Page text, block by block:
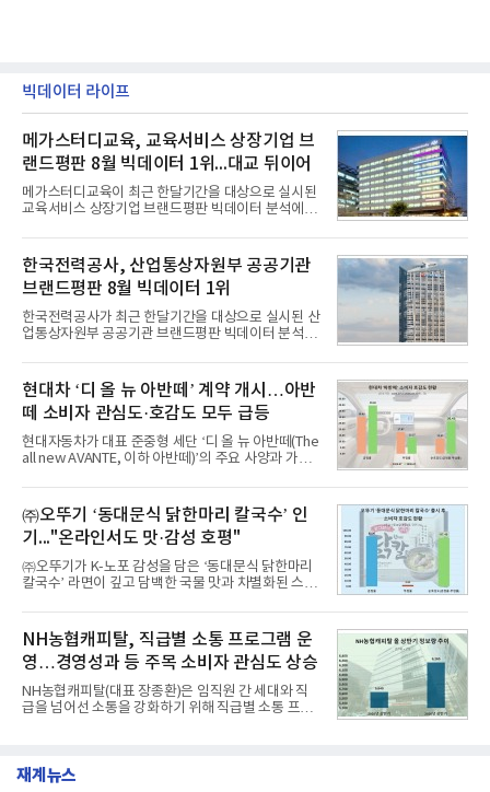
빅데이터 라이프
메가스터디교육, 교육서비스 상장기업 브
랜드평판 8월 빅데이터 1위...대교 뒤이어
메가스터디교육이 최근 한달기간을 대상으로 실시된
교육서비스 상장기업 브랜드평판 빅데이터 분석에서
일 한국기업평판연구소(소장 구창환)는 국내 교육서
비스 상장기업 브랜드를 대상으로 지난 7월 7일부터
8월 7일까지 수집된 소비자 빅데이터 10,074,233건
을 분석한 결과, 메가스터디교육이 브랜드평판지수
1,710,926을 기록하며 8월 1위에 올랐다고 밝혔다.
분석에 활용된 빅데이터는 지난 7월(9,491,206건) 대
비 6.14% 증가한 수치로, 교육서비스 상장기업 브랜
디교육, 대교, 디지
한국전력공사, 산업통상자원부 공공기관
브랜드평판 8월 빅데이터 1위
한국전력공사가 최근 한달기간을 대상으로 실시된 산
업통상자원부 공공기관 브랜드평판 빅데이터 분석에
이 순으로 뒤를 이었다.7일 한국기업평판연구소(소장
구창환)는 산업통상자원부 공공기관 41개 브랜드를
대상으로 지난 7월 7일부터 8월 7일까지 수집된 소비
자 빅데이터 91,102,549건을 분석한 결과, 한국전력
공사가 브랜드평판지수 10,670,633을 기록하며 8월
1위에 올랐다고 밝혔다. 분석에 활용된 빅데이터는 지
난 7월(88,893,823건) 대비 2.48% 증가한 수치다.연
수력원자력, 한국석
현대차 ‘디 올 뉴 아반떼’ 계약 개시…아반
떼 소비자 관심도·호감도 모두 급등
현대자동차가 대표 준중형 세단 ‘디 올 뉴 아반떼(The
all new AVANTE, 이하 아반떼)’의 주요 사양과 가격
떼는 6년 만에 선보이는 8세대 완전변경 모델로, ▲정
교한 선과 면을 중심으로 완성한 파격적인 디자인 ▲
과거 중형 세단 수준으로 확대된 차체 제원 ▲글로벌
최고 수준의 안전성 ▲성능과 효율을 동시에 높인 주
행 완성도 ▲첨단 편의 및 디지털 사양 적용 등을 통해
글로벌 준중형 세단의 새로운 기준을 세웠다.아반떼
는 가솔린 2.0과 1.6 하이브리드 두 가지 파워트레인
넘
㈜오뚜기 ‘동대문식 닭한마리 칼국수’ 인
기..."온라인서도 맛·감성 호평"
㈜오뚜기가 K-노포 감성을 담은 ‘동대문식 닭한마리
칼국수’ 라면이 깊고 담백한 국물 맛과 차별화된 스토
혔다.‘동대문식 닭한마리 칼국수’는 예상을 뛰어넘는
소비자 호응에 힘입어 지난 7월 13일 첫 선을 보인 지
단 18일 만에 누적 판매량 50만 개를 돌파하는 성과를
거두었다.이번 신제품은 개발진이 전국의 닭한마리
전문점을 직접 찾아 다니며 최적의 육수 비율을 완성
했다. 자극적이지 않으면서도 깊은 닭육수에 마늘의
개운한 풍미를 더했으며, 국물이 잘 배어들면서도 쫄
서도
NH농협캐피탈, 직급별 소통 프로그램 운
영…경영성과 등 주목 소비자 관심도 상승
NH농협캐피탈(대표 장종환)은 임직원 간 세대와 직
급을 넘어선 소통을 강화하기 위해 직급별 소통 프로
영지원부 홍보팀과 2026년 새로이(e)＊가 공동 주관
재계뉴스